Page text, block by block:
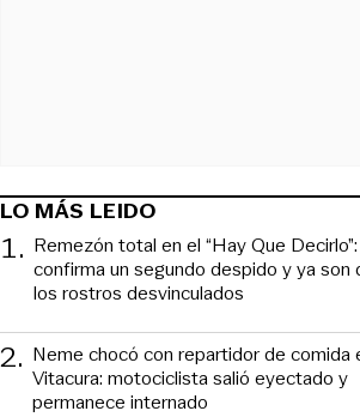
LO MÁS LEIDO
1. Remezón total en el “Hay Que
confirma un segundo despido y ya son
los rostros desvinculados
2. Neme chocó con repartidor de comida
Vitacura: motociclista salió eyectado y
permanece internado